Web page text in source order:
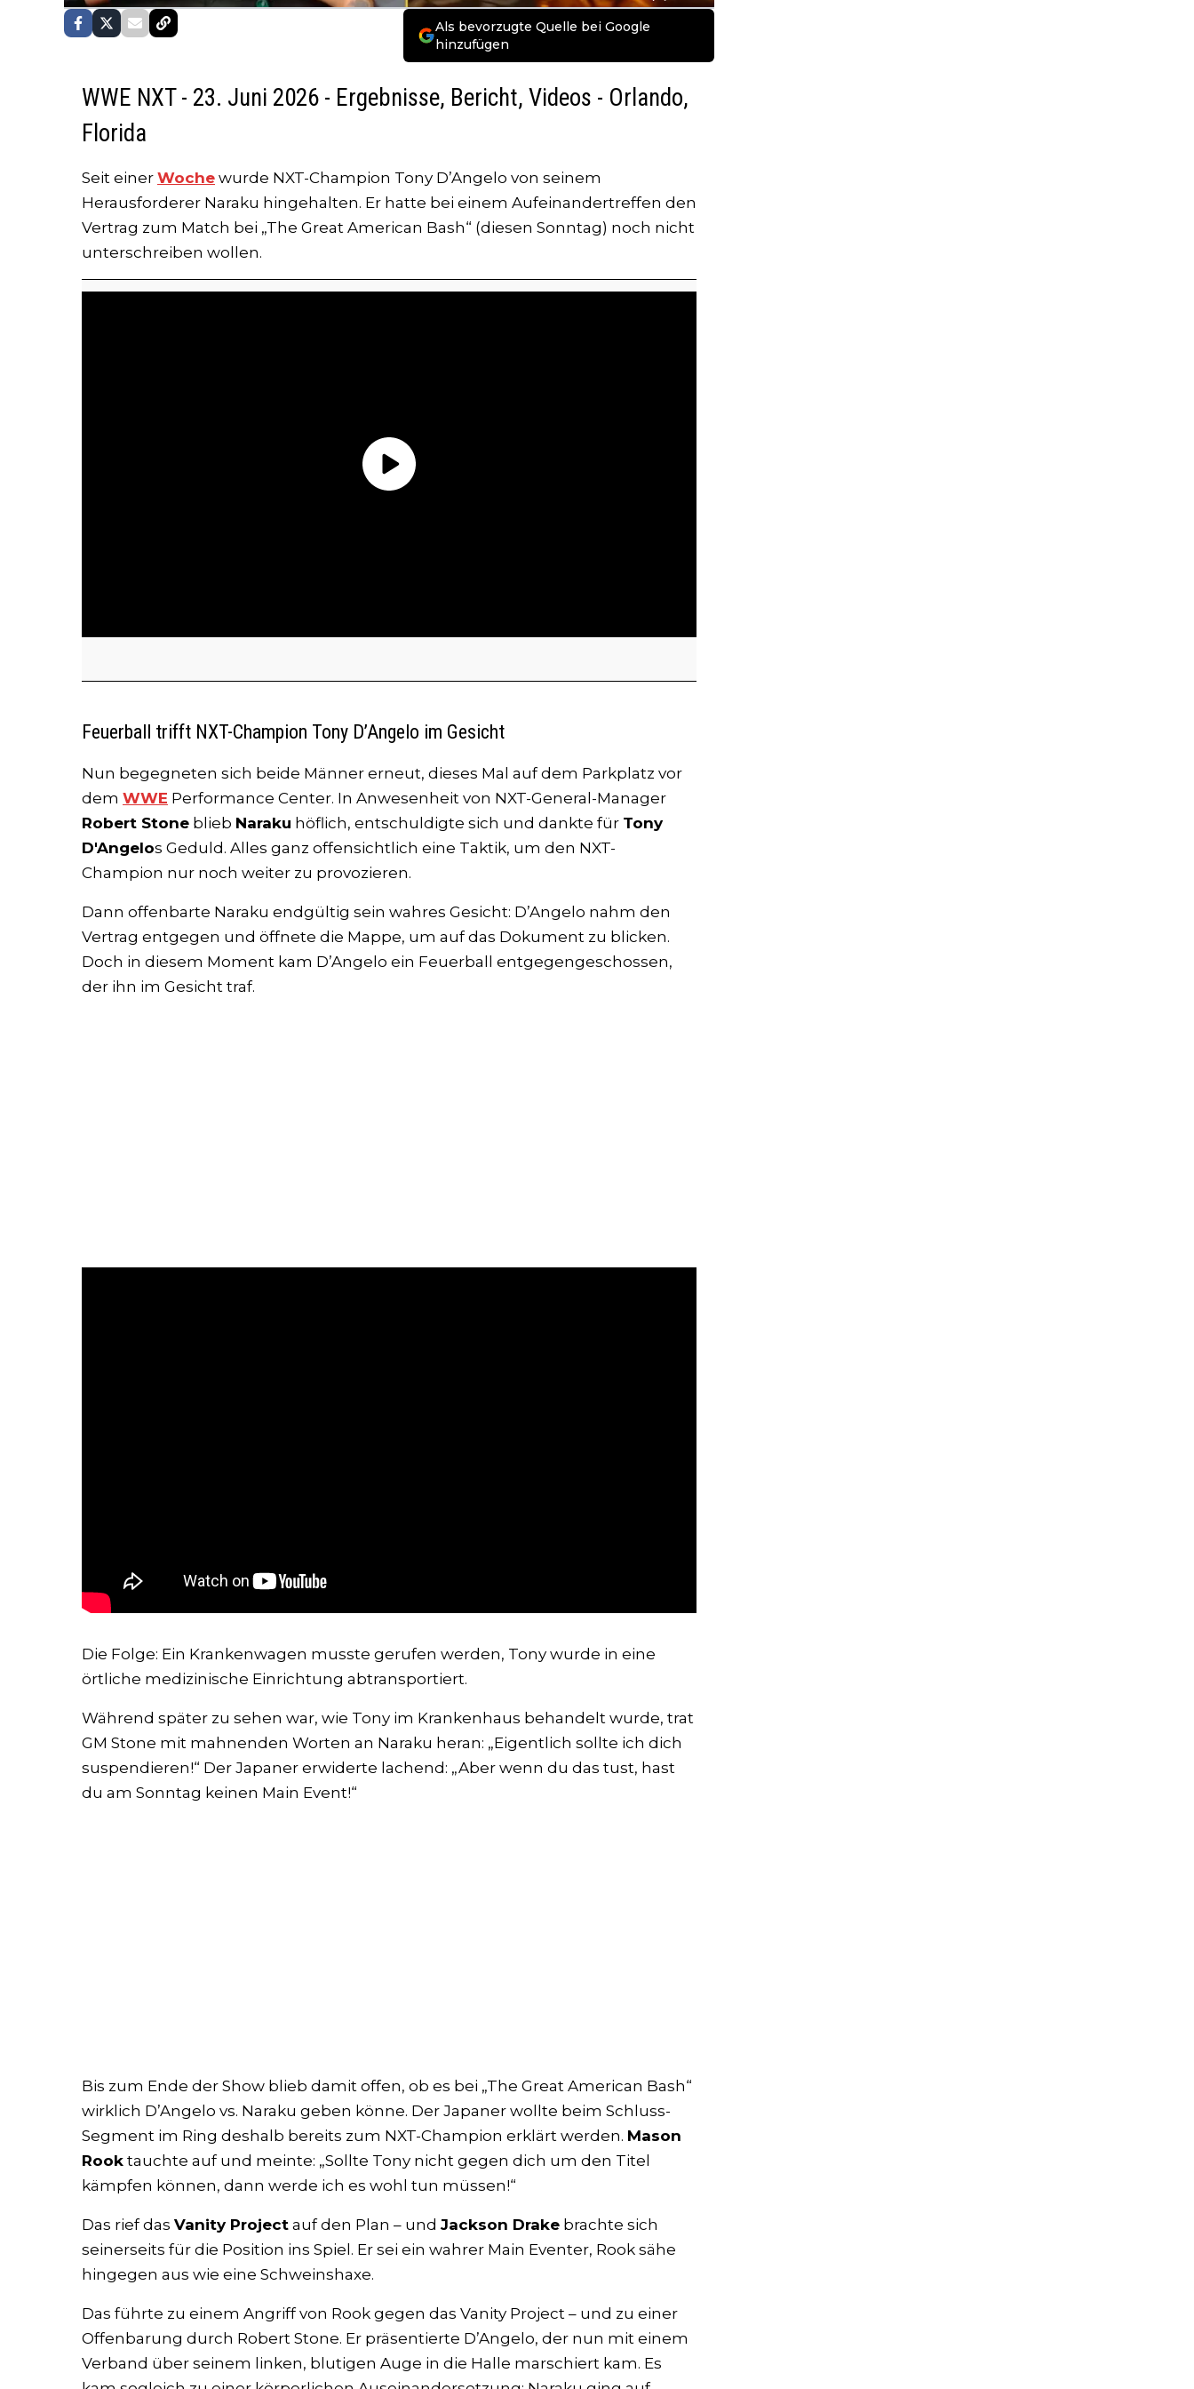
Als bevorzugte Quelle bei Google
hinzufügen
WWE NXT - 23. Juni 2026 - Ergebnisse, Bericht, Videos - Orlando,
Florida
Seit einer Woche wurde NXT-Champion Tony D’Angelo von seinem
Herausforderer Naraku hingehalten. Er hatte bei einem Aufeinandertreffen den
Vertrag zum Match bei „The Great American Bash“ (diesen Sonntag) noch nicht
unterschreiben wollen.
Feuerball trifft NXT-Champion Tony D’Angelo im Gesicht
Nun begegneten sich beide Männer erneut, dieses Mal auf dem Parkplatz vor
dem WWE Performance Center. In Anwesenheit von NXT-General-Manager
Robert Stone blieb Naraku höflich, entschuldigte sich und dankte für Tony
D'Angelos Geduld. Alles ganz offensichtlich eine Taktik, um den NXT-
Champion nur noch weiter zu provozieren.
Dann offenbarte Naraku endgültig sein wahres Gesicht: D’Angelo nahm den
Vertrag entgegen und öffnete die Mappe, um auf das Dokument zu blicken.
Doch in diesem Moment kam D’Angelo ein Feuerball entgegengeschossen,
der ihn im Gesicht traf.
Die Folge: Ein Krankenwagen musste gerufen werden, Tony wurde in eine
örtliche medizinische Einrichtung abtransportiert.
Während später zu sehen war, wie Tony im Krankenhaus behandelt wurde, trat
GM Stone mit mahnenden Worten an Naraku heran: „Eigentlich sollte ich dich
suspendieren!“ Der Japaner erwiderte lachend: „Aber wenn du das tust, hast
du am Sonntag keinen Main Event!“
Bis zum Ende der Show blieb damit offen, ob es bei „The Great American Bash“
wirklich D’Angelo vs. Naraku geben könne. Der Japaner wollte beim Schluss-
Segment im Ring deshalb bereits zum NXT-Champion erklärt werden. Mason
Rook tauchte auf und meinte: „Sollte Tony nicht gegen dich um den Titel
kämpfen können, dann werde ich es wohl tun müssen!“
Das rief das Vanity Project auf den Plan – und Jackson Drake brachte sich
seinerseits für die Position ins Spiel. Er sei ein wahrer Main Eventer, Rook sähe
hingegen aus wie eine Schweinshaxe.
Das führte zu einem Angriff von Rook gegen das Vanity Project – und zu einer
Offenbarung durch Robert Stone. Er präsentierte D’Angelo, der nun mit einem
Verband über seinem linken, blutigen Auge in die Halle marschiert kam. Es